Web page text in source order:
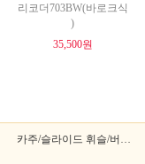
리코더703BW(바로크식
)
35,500원